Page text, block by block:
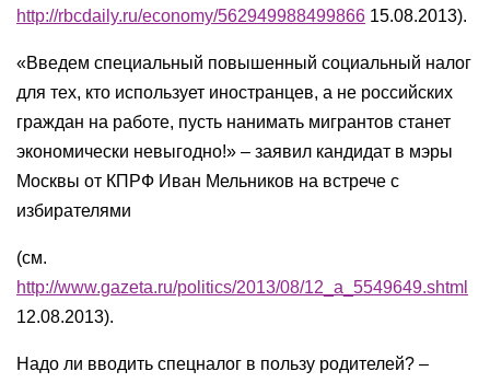
http://rbcdaily.ru/economy/562949988499866 15.08.2013).
«Введем специальный повышенный социальный налог
для тех, кто использует иностранцев, а не российских
граждан на работе, пусть нанимать мигрантов станет
экономически невыгодно!» – заявил кандидат в мэры
Москвы от КПРФ Иван Мельников на встрече с
избирателями
(см.
http://www.gazeta.ru/politics/2013/08/12_a_5549649.shtml
12.08.2013).
Надо ли вводить спецналог в пользу родителей? –